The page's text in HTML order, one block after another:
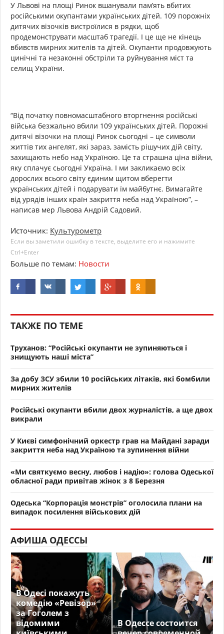
У Львові на площі Ринок вшанували пам’ять вбитих
російськими окупантами українських дітей. 109 порожніх
дитячих візочків вистроїлися в рядки, щоб
продемонструвати масштаб трагедії. І це ще не кінець
вбивств мирних жителів та дітей. Окупанти продовжують
цинічні та незаконні обстріли та руйнування міст та
селищ України.
“Від початку повномасштабного вторгнення російські
війська безжально вбили 109 українських дітей. Порожні
дитячі візочки на площі Ринок сьогодні – це символи
життів тих ангелят, які зараз, замість рішучих дій світу,
захищають небо над Україною. Це та страшна ціна війни,
яку сплачує сьогодні Україна. І ми закликаємо всіх
дорослих всього світу єдиним щитом вберегти
українських дітей і подарувати їм майбутнє. Вимагайте
від урядів інших країн закриття неба над Україною”, –
написав мер Львова Андрій Садовий.
Источник: Культурометр
Если вы заметили ошибку в тексте, выделите его и нажимите
Ctrl+Enter
Больше по темам: Новости
ТАКЖЕ ПО ТЕМЕ
Труханов: “Російські окупанти не зупиняються і
знищують наші міста”
За добу ЗСУ збили 10 російських літаків, які бомбили
мирних жителів
Російські окупанти вбили двох журналістів, а ще двох
викрали
У Києві симфонічний оркестр грав на Майдані заради
закриття неба над Україною та зупинення війни
«Ми святкуємо весну, любов і надію»: голова Одеської
обласної ради привітав жінок з 8 Березня
Одеська “Корпорація монстрів” оголосила плани на
випадок посилення військових дій
АФИША ОДЕССЫ
В Одесі покажуть
комедію «Ревізор»
за Гоголем з
відомими
В Одессе состоится